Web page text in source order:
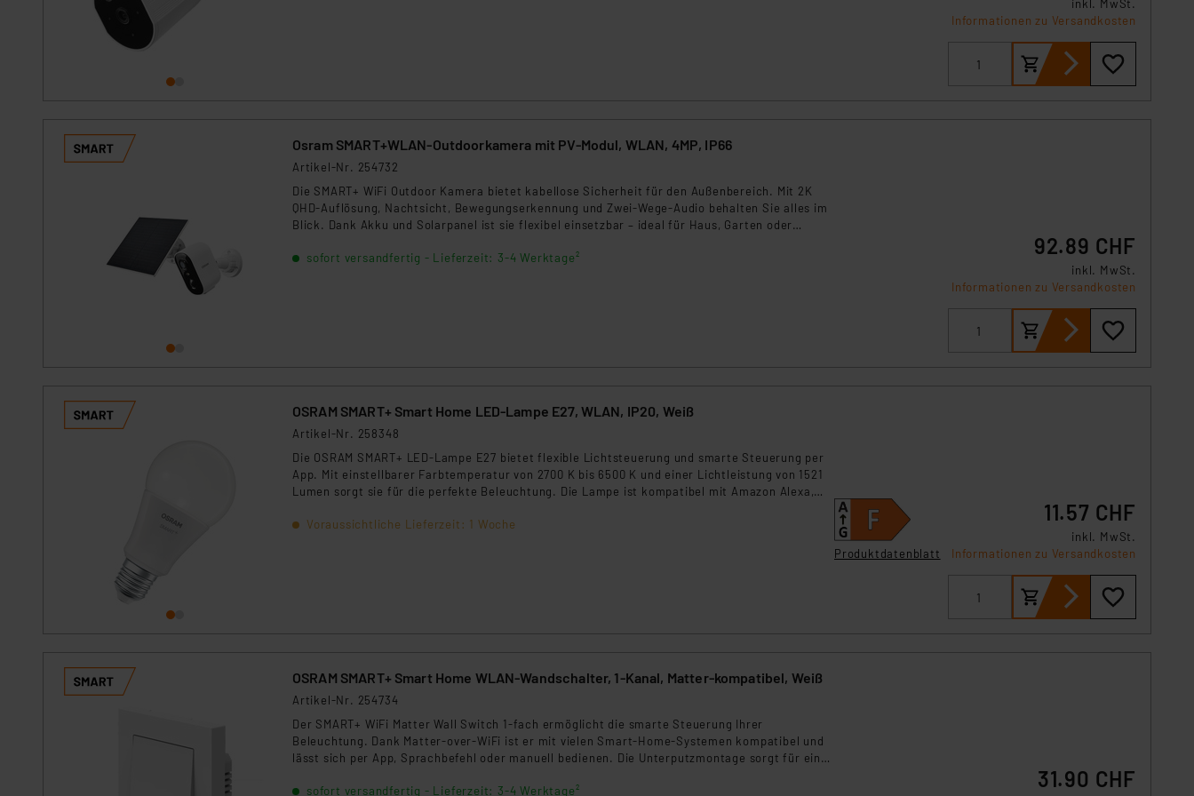
Impressum| Datenschutzerklärung
inkl. MwSt.
Informationen zu Versandkosten
Osram SMART+WLAN-Outdoorkamera mit PV-Modul, WLAN, 4MP, IP66
Artikel-Nr. 254732
Die SMART+ WiFi Outdoor Kamera bietet kabellose Sicherheit für den Außenbereich. Mit 2K
QHD-Auflösung, Nachtsicht, Bewegungserkennung und Zwei-Wege-Audio behalten Sie alles im
Blick. Dank Akku und Solarpanel ist sie flexibel einsetzbar – ideal für Haus, Garten oder
sofort versandfertig - Lieferzeit: 3-4 Werktage²
92.89 CHF
inkl. MwSt.
Informationen zu Versandkosten
OSRAM SMART+ Smart Home LED-Lampe E27, WLAN, IP20, Weiß
Artikel-Nr. 258348
Die OSRAM SMART+ LED-Lampe E27 bietet flexible Lichtsteuerung und smarte Steuerung per
App. Mit einstellbarer Farbtemperatur von 2700 K bis 6500 K und einer Lichtleistung von 1521
Lumen sorgt sie für die perfekte Beleuchtung. Die Lampe ist kompatibel mit Amazon Alexa,
Voraussichtliche Lieferzeit: 1 Woche
Produktdatenblatt
11.57 CHF
inkl. MwSt.
Informationen zu Versandkosten
OSRAM SMART+ Smart Home WLAN-Wandschalter, 1-Kanal, Matter-kompatibel, Weiß
Artikel-Nr. 254734
Der SMART+ WiFi Matter Wall Switch 1-fach ermöglicht die smarte Steuerung Ihrer
Beleuchtung. Dank Matter-over-WiFi ist er mit vielen Smart-Home-Systemen kompatibel und
lässt sich per App, Sprachbefehl oder manuell bedienen. Die Unterputzmontage sorgt für eine
sofort versandfertig - Lieferzeit: 3-4 Werktage²
31.90 CHF